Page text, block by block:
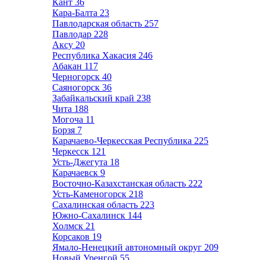
Кант 36
Кара-Балта 23
Павлодарская область 257
Павлодар 228
Аксу 20
Республика Хакасия 246
Абакан 117
Черногорск 40
Саяногорск 36
Забайкальский край 238
Чита 188
Могоча 11
Борзя 7
Карачаево-Черкесская Республика 225
Черкесск 121
Усть-Джегута 18
Карачаевск 9
Восточно-Казахстанская область 222
Усть-Каменогорск 218
Сахалинская область 223
Южно-Сахалинск 144
Холмск 21
Корсаков 19
Ямало-Ненецкий автономный округ 209
Новый Уренгой 55